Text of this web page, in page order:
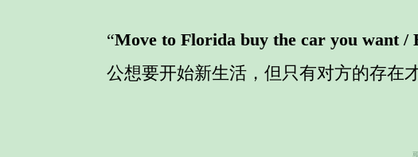
“Move to Florida buy the car you want
公想要开始新生活，但只有对方的存在